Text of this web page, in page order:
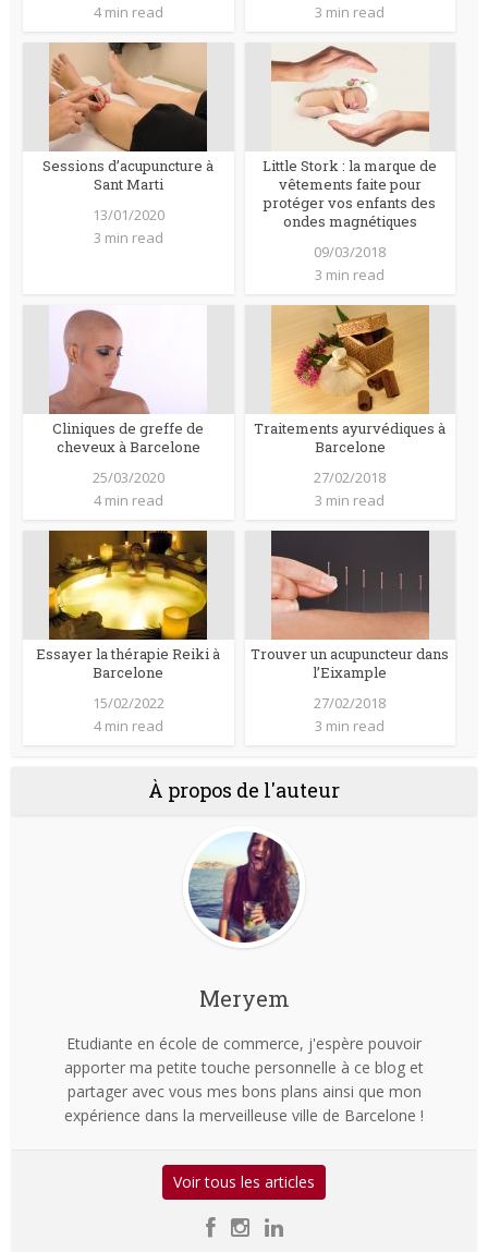
4 min read
3 min read
Sessions d’acupuncture à
Sant Marti
13/01/2020
3 min read
Little Stork : la marque de
vêtements faite pour
protéger vos enfants des
ondes magnétiques
09/03/2018
3 min read
Cliniques de greffe de
cheveux à Barcelone
25/03/2020
4 min read
Traitements ayurvédiques à
Barcelone
27/02/2018
3 min read
Essayer la thérapie Reiki à
Barcelone
15/02/2022
4 min read
Trouver un acupuncteur dans
l’Eixample
27/02/2018
3 min read
À propos de l'auteur
Meryem
Etudiante en école de commerce, j'espère pouvoir
apporter ma petite touche personnelle à ce blog et
partager avec vous mes bons plans ainsi que mon
expérience dans la merveilleuse ville de Barcelone !
Voir tous les articles